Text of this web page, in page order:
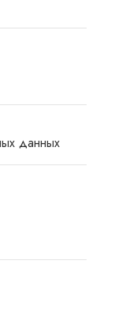
данных